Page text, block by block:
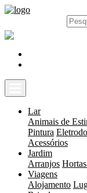
Lar
Animais de
Pintura
Acessórios
Jardim
Arranjos
Viagens
Alojamento